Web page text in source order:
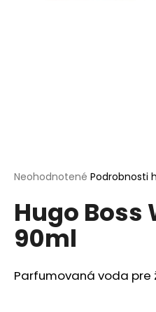
Priemerné
produktu
je
0,0
z
hviezdičiek.
Neohodnotené Podrobnosti
Hugo Boss
90ml
Parfumovaná voda pre
O
d
o
r